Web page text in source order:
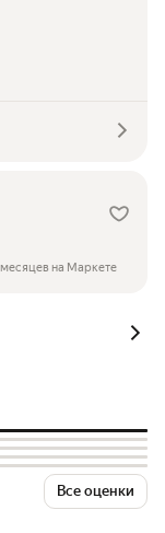
месяцев на Маркете
Все оценки